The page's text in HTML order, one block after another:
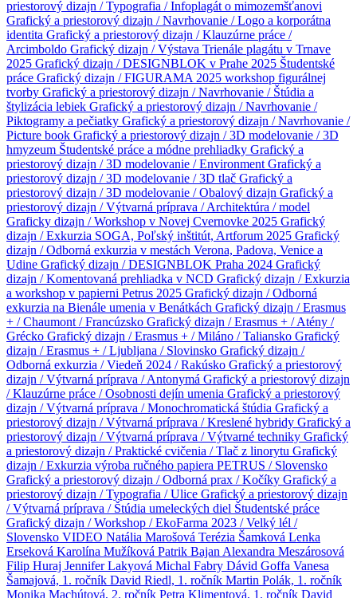
priestorový dizajn / Typografia / Infoplagát o mimozemšťanovi
Grafický a priestorový dizajn / Navrhovanie / Logo a korporátna
identita Grafický a priestorový dizajn / Klauzúrne práce /
Arcimboldo Grafický dizajn / Výstava Trienále plagátu v Trnave
2025 Grafický dizajn / DESIGNBLOK v Prahe 2025 Študentské
práce Grafický dizajn / FIGURAMA 2025 workshop figurálnej
tvorby Grafický a priestorový dizajn / Navrhovanie / Štúdia a
štylizácia lebiek Grafický a priestorový dizajn / Navrhovanie /
Piktogramy a pečiatky Grafický a priestorový dizajn / Navrhovanie /
Picture book Grafický a priestorový dizajn / 3D modelovanie / 3D
hmyzeum Študentské práce a módne prehliadky Grafický a
priestorový dizajn / 3D modelovanie / Environment Grafický a
priestorový dizajn / 3D modelovanie / 3D tlač Grafický a
priestorový dizajn / 3D modelovanie / Obalový dizajn Grafický a
priestorový dizajn / Výtvarná príprava / Architektúra / model
Graficky dizajn / Workshop v Novej Cvernovke 2025 Grafický
dizajn / Exkurzia SOGA, Poľský inštitút, Artforum 2025 Grafický
dizajn / Odborná exkurzia v mestách Verona, Padova, Venice a
Udine Grafický dizajn / DESIGNBLOK Praha 2024 Grafický
dizajn / Komentovaná prehliadka v NCD Grafický dizajn / Exkurzia
a workshop v papierni Petrus 2025 Grafický dizajn / Odborná
exkurzia na Bienále umenia v Benátkách Grafický dizajn / Erasmus
+ / Chaumont / Francúzsko Grafický dizajn / Erasmus + / Atény /
Grécko Grafický dizajn / Erasmus + / Miláno / Taliansko Grafický
dizajn / Erasmus + / Ljubljana / Slovinsko Grafický dizajn /
Odborná exkurzia / Viedeň 2024 / Rakúsko Grafický a priestorový
dizajn / Výtvarná príprava / Antonymá Grafický a priestorový dizajn
/ Klauzúrne práce / Osobnosti dejín umenia Grafický a priestorový
dizajn / Výtvarná príprava / Monochromatická štúdia Grafický a
priestorový dizajn / Výtvarná príprava / Kreslené hybridy Grafický a
priestorový dizajn / Výtvarná príprava / Výtvarné techniky Grafický
a priestorový dizajn / Praktické cvičenia / Tlač z linorytu Grafický
dizajn / Exkurzia výroba ručného papiera PETRUS / Slovensko
Grafický a priestorový dizajn / Odborná prax / Kočíky Grafický a
priestorový dizajn / Typografia / Ulice Grafický a priestorový dizajn
/ Výtvarná príprava / Štúdia umeleckých diel Študentské práce
Grafický dizajn / Workshop / EkoFarma 2023 / Velký lél /
Slovensko VIDEO Natália Marošová Terézia Šamková Lenka
Erseková Karolína Mužíková Patrik Bajan Alexandra Meszárosová
Filip Huraj Jennifer Lakyová Michal Fabry Dávid Goffa Vanesa
Šamajová, 1. ročník David Riedl, 1. ročník Martin Polák, 1. ročník
Monika Machútová, 2. ročník Petra Klimentová, 1. ročník David